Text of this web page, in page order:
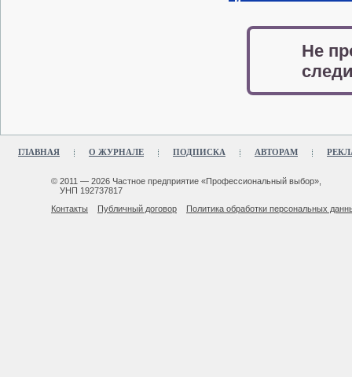
Не
ГЛАВНАЯ О ЖУРНАЛЕ ПОДПИСКА АВТОРАМ
© 2011 — 2026 Частное предприятие «Профессиональный выбор»,
УНП 192737817
Контакты
Публичный договор Политика обработки персональных